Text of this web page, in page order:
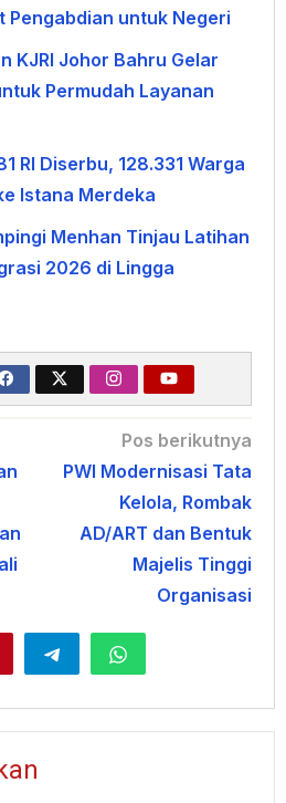
Pengabdian untuk Negeri
KJRI Johor Bahru Gelar
Permudah Layanan
RI Diserbu, 128.331 Warga
Istana Merdeka
Menhan Tinjau Latihan
2026 di Lingga
Pos berikutnya
PWI Modernisasi Tata
Kelola, Rombak
AD/ART dan Bentuk
Majelis Tinggi
Organisasi